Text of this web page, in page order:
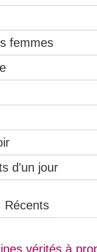
femmes
d'un jour
Récents
vérités à